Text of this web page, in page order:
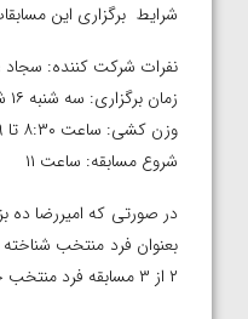
شرایط برگزاری این
نفرات شرکت کننده: سجاد
زمان برگزاری: سه شنبه ۱۶ شهریورماه
وزن کشی: ساعت ۸:۳۰ تا ۹ صبح با ۳ کیلوگرم ارفاق وزن
شروع مسابقه: ساعت ۱۱
در صورتی که امیررضا ده
بعنوان فرد منتخب
۲ از ۳ مسابقه فرد منتخب خواهد بود.